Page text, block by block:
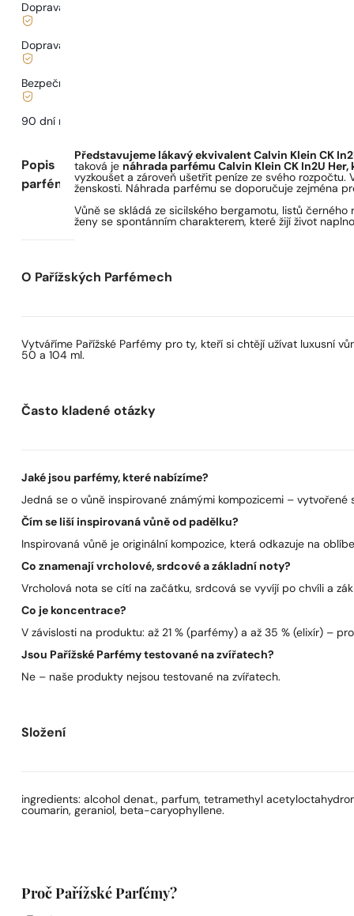
Doprava zdarma od
Doprava od
Bezpečné nakupování a platby
90 dní na
Popis
parfému
Představujeme lákavý ekvivalent Calvin Klein CK
taková je náhrada parfému Calvin Klein CK In2U Her,
vyzkoušet a zároveň ušetřit peníze ze svého
ženskosti. Náhrada parfému se doporučuje zejména
Vůně se skládá ze sicilského bergamotu, listů
ženy se spontánním charakterem, které žijí život
O Pařížských Parfémech
Vytváříme Pařížské Parfémy pro ty, kteří si chtějí užívat luxusní
50 a 104 ml.
Často kladené otázky
Jaké jsou parfémy, které nabízíme?
Jedná se o vůně inspirované známými kompozicemi –
Čím se liší inspirovaná vůně od padělku?
Inspirovaná vůně je originální kompozice, která odkazuje na
Co znamenají vrcholové, srdcové a základní noty?
Vrcholová nota se cítí na začátku, srdcová se vyvíjí po chvíli a
Co je koncentrace?
V závislosti na produktu: až 21 % (parfémy) a až 35 % (elixír) –
Jsou Pařížské Parfémy testované na zvířatech?
Ne – naše produkty nejsou testované na zvířatech.
Složení
ingredients: alcohol denat., parfum, tetramethyl
coumarin, geraniol, beta-caryophyllene.
Proč Pařížské Parfémy?